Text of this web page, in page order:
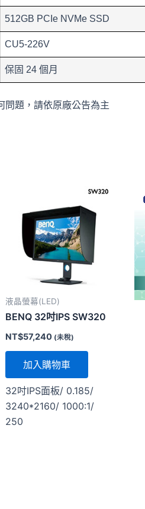
512GB PCIe NVMe SSD
CU5-226V
保固 24 個月
問題，請依原廠公告為主
。
液晶螢幕(LED)
BENQ 32吋IPS SW320
NT$57,240 (未稅)
加入購物車
32吋IPS面板/ 0.185/
3240*2160/ 1000:1/
250